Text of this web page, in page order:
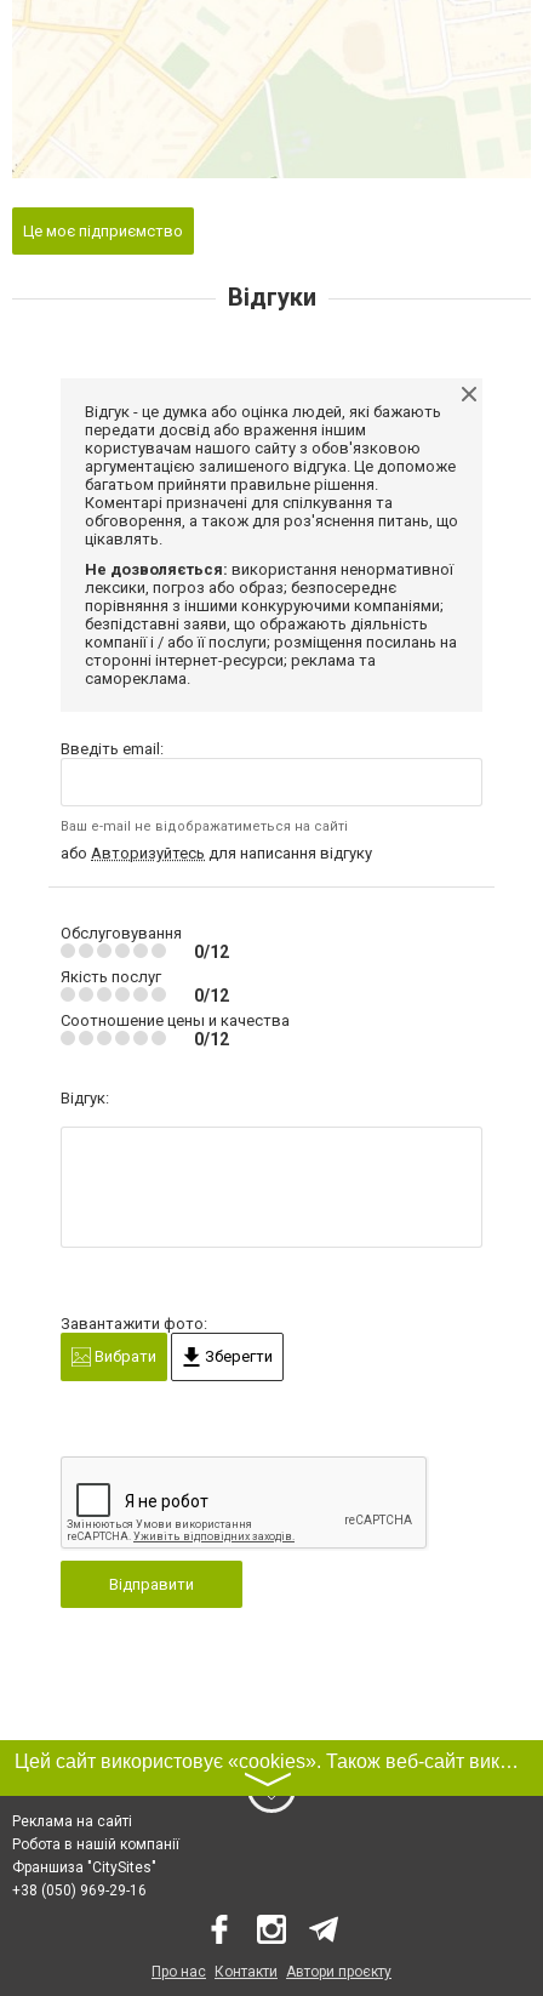
Це моє підприємство
Відгуки
Відгук - це думка або оцінка людей, які бажають
передати досвід або враження іншим
користувачам нашого сайту з обов'язковою
аргументацією залишеного відгука. Це допоможе
багатьом прийняти правильне рішення.
Коментарі призначені для спілкування та
обговорення, а також для роз'яснення питань, що
цікавлять.
Не дозволяється: використання ненормативної
лексики, погроз або образ; безпосереднє
порівняння з іншими конкуруючими компаніями;
безпідставні заяви, що ображають діяльність
компанії і / або її послуги; розміщення посилань на
сторонні інтернет-ресурси; реклама та
самореклама.
Введіть email:
Ваш e-mail не відображатиметься на сайті
або Авторизуйтесь для написання відгуку
Обслуговування
0/12
Якість послуг
0/12
Соотношение цены и качества
0/12
Відгук:
Завантажити фото:
Вибрати
Зберегти
Відправити
Цей сайт використовує «cookies». Також веб-сайт використовує інтернет-сервіс для збору технічних даних стосовно відвідувачів з метою отримання маркетингової та статистичної інформації. Умови обробки даних відвідувачів сайту див.
〉
Реклама на сайті
Робота в нашій компанії
Франшиза "CitySites"
+38 (050) 969-29-16
Про нас Контакти Автори проєкту